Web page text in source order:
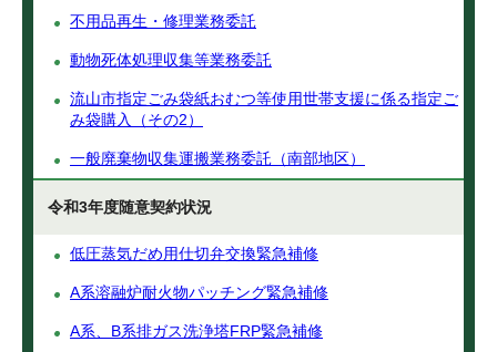
不用品再生・修理業務委託
動物死体処理収集等業務委託
流山市指定ごみ袋紙おむつ等使用世帯支援に係る指定ご
み袋購入（その2）
一般廃棄物収集運搬業務委託（南部地区）
令和3年度随意契約状況
低圧蒸気だめ用仕切弁交換緊急補修
A系溶融炉耐火物パッチング緊急補修
A系、B系排ガス洗浄塔FRP緊急補修